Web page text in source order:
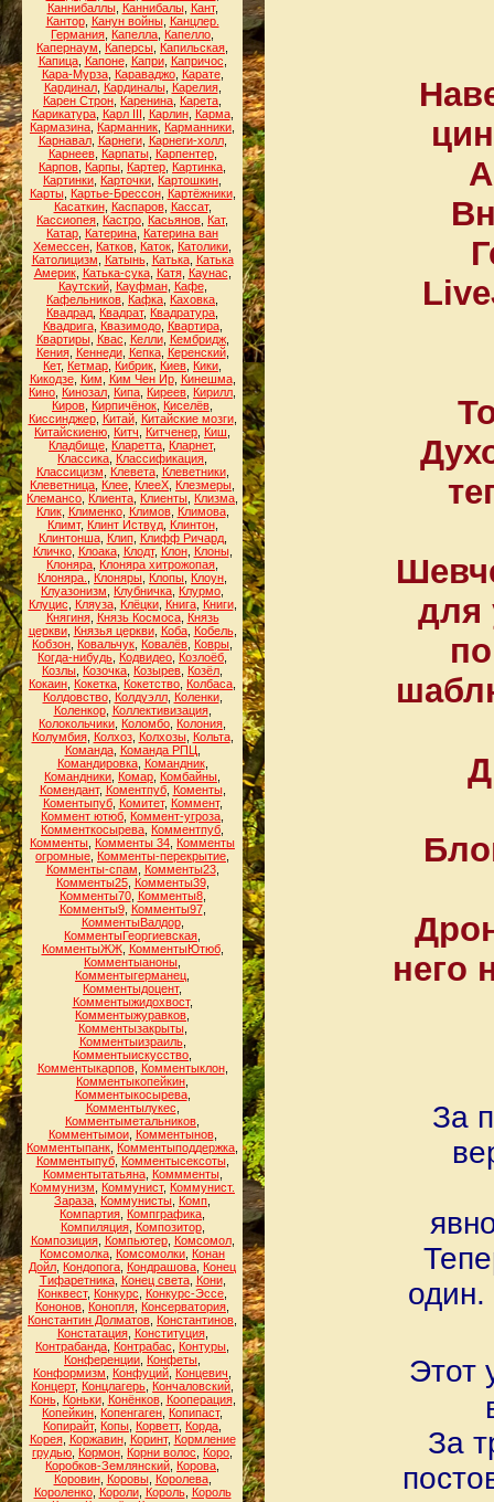
Каннибаллы, Каннибалы, Кант,
Кантор, Канун войны, Канцлер.
Германия Капелла Капелло
Капернаум
Каперсы Капильская
Капица, Капоне, Капри, Капричос
Кара-Мурза, Караваджо, Карате,
Кардинал, Кардиналы, Карелия,
Карен Строн Каренина Карета
Карикатура, Карл III Карлин, Карма,
Кармазина Карманник Карманники
Карнавал, Карнеги, Карнеги-холл,
Карнеев, Карпаты, Карпентер,
Карпов Карпы Картер Картинка
Картинки Карточки Картошкин
Карты, Картье-Брессон, Картёжники,
Касаткин, Каспаров, Кассат,
Кассиопея Кастро Касьянов Кат,
Катар Катерина Катерина ван
Хемессен Катков Каток Католики
Католицизм
Катынь, Катька, Катька
Америк, Катька-сука, Катя, Каунас
Каутский, Кауфман, Кафе,
Кафельников Кафка Каховка
Квадрад Квадрат, Квадратура
Квадрига, Квазимодо, Квартира,
Квартиры, Квас Келли, Кембридж,
Кения, Кеннеди, Кепка, Керенский,
Кет, Кетмар Кибрик Киев Кики
Кикодзе, Ким Ким Чен Ир, Кинешма,
Кино Кинозал Кипа Киреев Кирилл
Киров Кирпичёнок Киселёв
Киссинджер, Китай, Китайские мозги,
Китайскиеню Китч Китченер Киш
Кладбище Кларетта Кларнет,
Классика Классификация
Классицизм
Клевета, Клеветники,
Клеветница Клее КлееХ Клезмеры
Клемансо Клиента Клиенты Клизма
Клик, Клименко, Климов, Климова,
Климт, Клинт Иствуд, Клинтон,
Клинтонша, Клип, Клифф Ричард,
Кличко, Клоака, Клодт, Клон, Клоны,
Клоняра Клоняра хитрожопая
Клоняра.
Клоняры Клопы Клоун
Клуазонизм
Клубничка Клурмо
Клуцис
Кляуза, Клёцки, Книга, Книги,
Княгиня, Князь Космоса, Князь
церкви, Князья церкви, Коба, Кобель,
Кобзон Ковальчук Ковалёв Ковры
Когда-нибудь Кодвидео Козлоёб
Козлы Козочка Козырев Козёл
Кокаин Кокетка Кокетство Колбаса
Колдовство, Колдуэлл, Коленки,
Коленкор, Коллективизация,
Колокольчики Коломбо Колония
Колумбия, Колхоз, Колхозы, Кольта,
Команда, Команда РПЦ
Командировка, Командник,
Командники Комар Комбайны
Комендант, Коментпуб, Коменты,
Коментыпуб, Комитет, Коммент,
Коммент ютюб Коммент-угроза
Комменткосырева Комментпуб
Комменты Комменты 34 Комменты
огромные Комменты-перекрытие
Комменты-спам
Комменты23,
Комменты25, Комменты39,
Комменты70, Комменты8,
Комменты9, Комменты97,
КомментыВалдор,
КомментыГеоргиевская
КомментыЖЖ, КомментыЮтюб,
Комментыаноны
Комментыгерманец
Комментыдоцент,
Комментыжидохвост,
Комментыжуравков
Комментызакрыты,
Комментыизраиль,
Комментыискусство
Комментыкарпов, Комментыклон,
Комментыкопейкин
Комментыкосырева,
Комментылукес
Комментыметальников
Комментымои, Комментынов,
Комментыпанк Комментыподдержка
Комментыпуб, Комментысексоты,
Комментытатьяна, Коммменты,
Коммунизм
Коммунист, Коммунист.
Зараза Коммунисты Комп
Компартия Компграфика
Компиляция, Композитор,
Композиция, Компьютер, Комсомол,
Комсомолка Комсомолки Конан
Дойл Кондопога Кондрашова Конец
Тифаретника, Конец света, Кони,
Конквест, Конкурс Конкурс-Эссе
Кононов Конопля Консерватория
Константин Долматов Константинов
Констатация, Конституция,
Контрабанда Контрабас Контуры
Конференции Конфеты
Конформизм
Конфуций Концевич
Концерт, Концлагерь Кончаловский
Конь, Коньки, Конёнков, Кооперация,
Копейкин Копенгаген Копипаст,
Копирайт, Копы Корветт, Корда
Корея, Коржавин, Коринт, Кормление
грудью Кормон Корни волос Коро
Коробков-Землянский Корова
Коровин, Коровы, Королева,
Короленко, Короли, Король, Король
для
него
За
Этот
За